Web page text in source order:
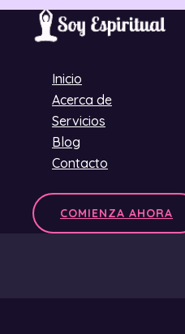
Ir
Inicio
Acerca de
Servicios
Blog
Contacto
COMIENZA AHORA